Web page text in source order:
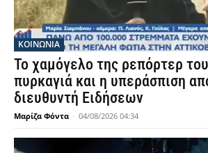
ΚΟΙΝΩΝΙΑ
Το χαμόγελο της ρεπόρτερ
πυρκαγιά και η υπεράσπιση
διευθυντή Ειδήσεων
Μαρίζα Φόντα - 04/08/2026 04:34